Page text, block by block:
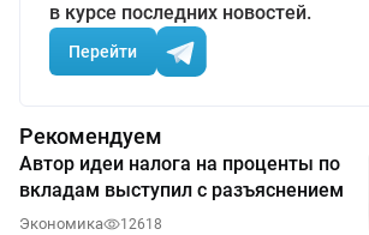
в курсе последних новостей.
Перейти
Рекомендуем
Автор идеи налога на проценты по
вкладам выступил с разъяснением
Экономика 12618